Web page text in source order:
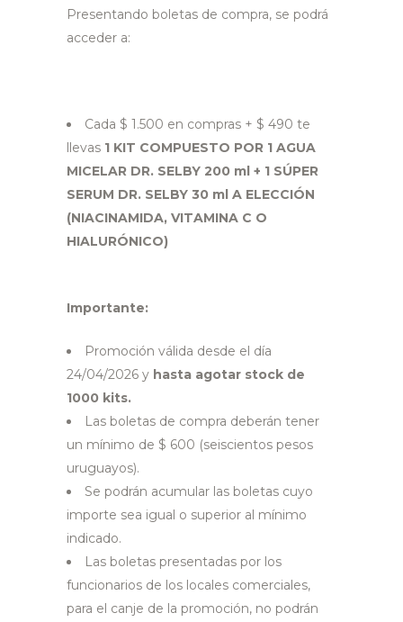
Presentando boletas de compra, se podrá
acceder a:
Cada $ 1.500 en compras + $ 490 te
llevas 1 KIT COMPUESTO POR 1 AGUA
MICELAR DR. SELBY 200 ml + 1 SÚPER
SERUM DR. SELBY 30 ml A ELECCIÓN
(NIACINAMIDA, VITAMINA C O
HIALURÓNICO)
Importante:
Promoción válida desde el día
24/04/2026 y hasta agotar stock de
1000 kits.
Las boletas de compra deberán tener
un mínimo de $ 600 (seiscientos pesos
uruguayos).
Se podrán acumular las boletas cuyo
importe sea igual o superior al mínimo
indicado.
Las boletas presentadas por los
funcionarios de los locales comerciales,
para el canje de la promoción, no podrán